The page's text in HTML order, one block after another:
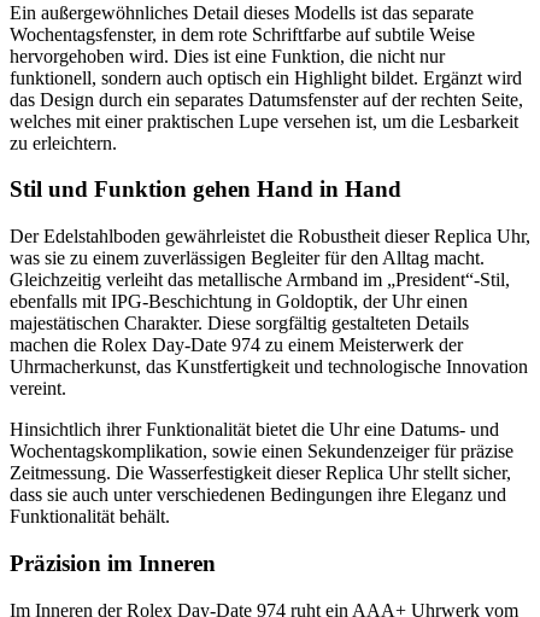
Ein außergewöhnliches Detail dieses Modells ist das separate
Wochentagsfenster, in dem rote Schriftfarbe auf subtile Weise
hervorgehoben wird. Dies ist eine Funktion, die nicht nur
funktionell, sondern auch optisch ein Highlight bildet. Ergänzt wird
das Design durch ein separates Datumsfenster auf der rechten Seite,
welches mit einer praktischen Lupe versehen ist, um die Lesbarkeit
zu erleichtern.
Stil und Funktion gehen Hand in Hand
Der Edelstahlboden gewährleistet die Robustheit dieser Replica Uhr,
was sie zu einem zuverlässigen Begleiter für den Alltag macht.
Gleichzeitig verleiht das metallische Armband im „President“-Stil,
ebenfalls mit IPG-Beschichtung in Goldoptik, der Uhr einen
majestätischen Charakter. Diese sorgfältig gestalteten Details
machen die Rolex Day-Date 974 zu einem Meisterwerk der
Uhrmacherkunst, das Kunstfertigkeit und technologische Innovation
vereint.
Hinsichtlich ihrer Funktionalität bietet die Uhr eine Datums- und
Wochentagskomplikation, sowie einen Sekundenzeiger für präzise
Zeitmessung. Die Wasserfestigkeit dieser Replica Uhr stellt sicher,
dass sie auch unter verschiedenen Bedingungen ihre Eleganz und
Funktionalität behält.
Präzision im Inneren
Im Inneren der Rolex Day-Date 974 ruht ein AAA+ Uhrwerk vom